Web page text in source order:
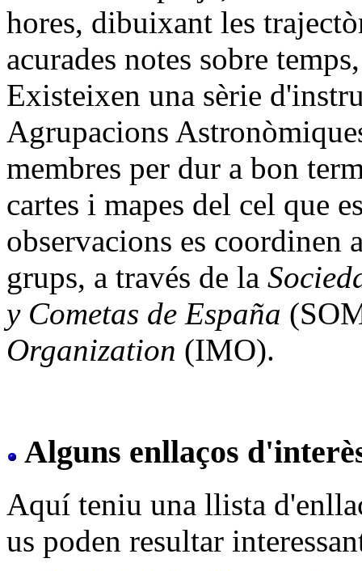
hores, dibuixant les
acurades notes sobre
Existeixen una sèrie
Agrupacions
membres per dur a bon
cartes i mapes del cel que
observacions es coordinen
grups, a través de la
y Cometas de España
Organization (IMO).
Alguns enllaços
Aquí teniu una llista
us poden resultar